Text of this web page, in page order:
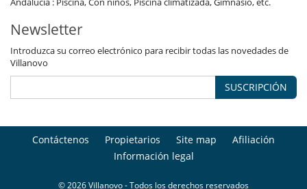
Newsletter
Introduzca su correo electrónico para recibir todas las novedades de
Villanovo
SUSCRIPCIÓN
Contáctenos Propietarios Site map
Afiliación
Información legal
© 2026 Villanovo - Todos los derechos reservados